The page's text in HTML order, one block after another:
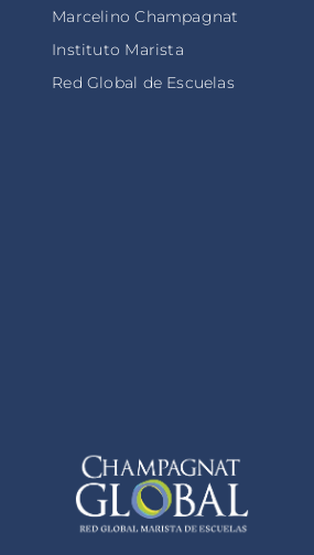
Marcelino Champagnat
Instituto Marista
Red Global de Escuelas